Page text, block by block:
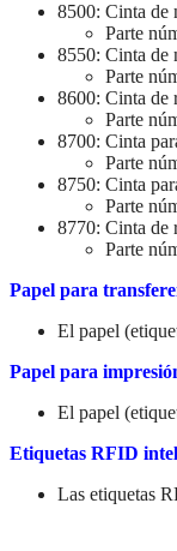
8500: Cinta de
Parte
8550: Cinta de
Parte
8600: Cinta de
Parte
8700: Cinta
Parte
8750: Cinta
Parte
8770: Cinta de
Parte
Papel para
El papel
Papel para
El papel
Etiquetas RFID
Las etiquetas